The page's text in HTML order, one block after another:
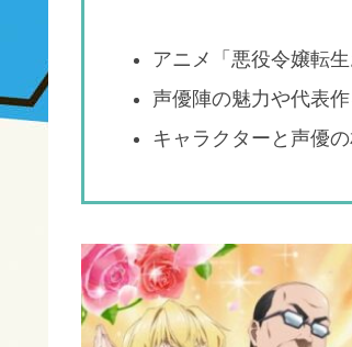
アニメ「悪役令嬢転
声優陣の魅力や代表
キャラクターと声優